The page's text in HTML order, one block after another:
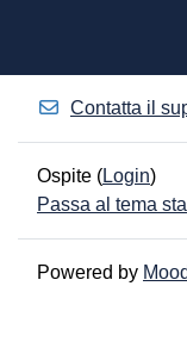
Contatta il
Ospite (Login)
Passa al tema
Powered by